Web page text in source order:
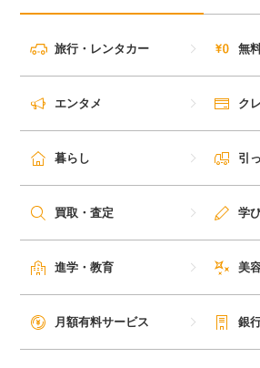
毎日ゲット
特集一覧
GMOポイ活の使い方
ヘルプセンター
旅行・レンタカー 無
エンタメ ク
暮らし 引
買取・査定 学
進学・教育 美
月額有料サービス 銀